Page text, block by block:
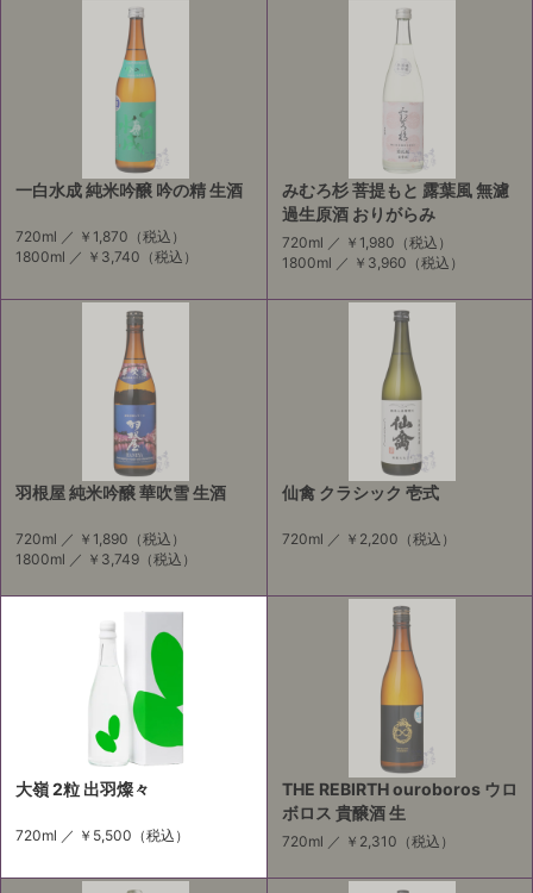
一白水成 純米吟醸 吟の精 生酒
720ml ／ ￥1,870 （税込）
1800ml ／ ￥3,740 （税込）
みむろ杉 菩提もと 露葉風 無濾
過生原酒 おりがらみ
720ml ／ ￥1,980 （税込）
1800ml ／ ￥3,960 （税込）
羽根屋 純米吟醸 華吹雪 生酒
720ml ／ ￥1,890 （税込）
1800ml ／ ￥3,749 （税込）
仙禽 クラシック 壱式
720ml ／ ￥2,200 （税込）
大嶺 2粒 出羽燦々
720ml ／ ￥5,500 （税込）
THE REBIRTH ouroboros ウロ
ボロス 貴醸酒 生
720ml ／ ￥2,310 （税込）